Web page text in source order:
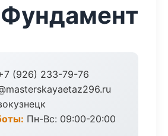
(926) 233-79-76
Пн-Вс: 09:00-20:00